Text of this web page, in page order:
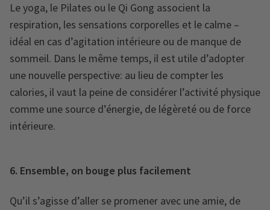
Le yoga, le Pilates ou le Qi Gong associent la
respiration, les sensations corporelles et le calme –
idéal en cas d’agitation intérieure ou de manque de
sommeil. Dans le même temps, il est utile d’adopter
une nouvelle perspective: au lieu de compter les
calories, il vaut la peine de considérer l’activité physique
comme une source d’énergie, de légèreté ou de force
intérieure.
6. Ensemble, on bouge plus facilement
Qu’il s’agisse d’aller se promener avec une amie, de